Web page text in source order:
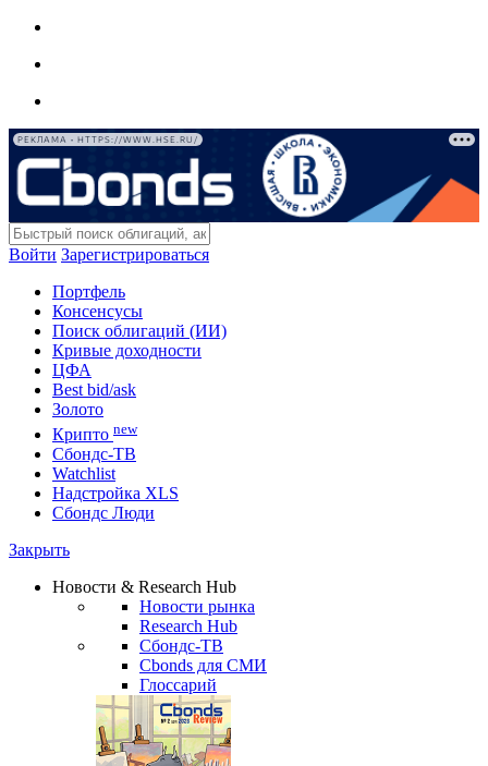
РЕКЛАМА • HTTPS://WWW.HSE.RU/
Войти Зарегистрироваться
Портфель
Консенсусы
Поиск облигаций (ИИ)
Кривые доходности
ЦФА
Best bid/ask
Золото
Крипто new
Сбондс-ТВ
Watchlist
Надстройка XLS
Сбондс Люди
Закрыть
Новости & Research Hub
Новости рынка
Research Hub
Сбондс-ТВ
Cbonds для СМИ
Глоссарий